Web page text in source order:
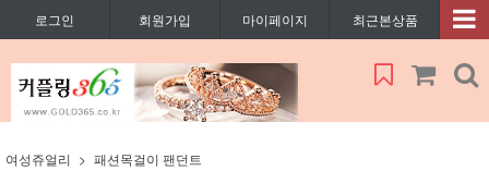
로그인 회원가입 마이페이지 최근본상품
여성쥬얼리 패션목걸이 팬던트